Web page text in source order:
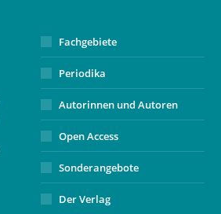
Fachgebiete
Periodika
Autorinnen und Autoren
Open Access
Sonderangebote
Der Verlag